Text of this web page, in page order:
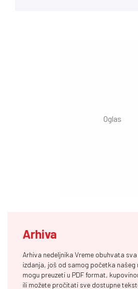
Arhiva
Arhiva nedeljnika Vreme obuhvata
izdanja, još od samog početka
mogu preuzeti u PDF format,
ili možete pročitati sve dostupne